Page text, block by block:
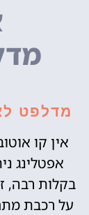
מדלפט
אין קו
אפטלינג
בקלות רבה,
על רכבת